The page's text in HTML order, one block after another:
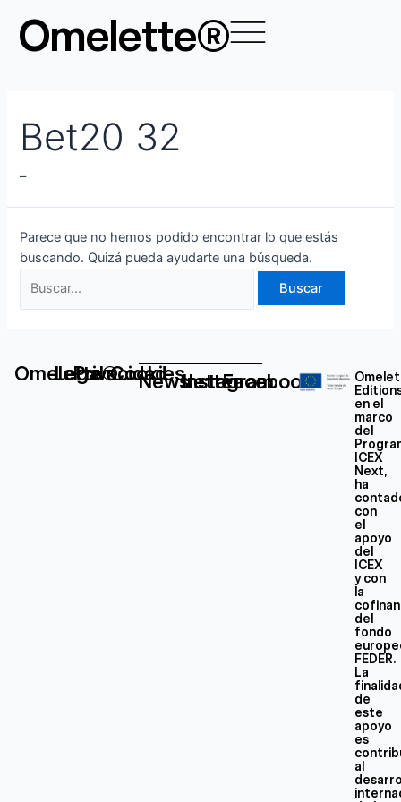
contenido
Omelette®
Bet20 32
–
Parece que no hemos podido encontrar lo que estás
buscando. Quizá pueda ayudarte una búsqueda.
por:
Omelette®
Legal
Privacidad
Cookies
Newsletter
Instagram
Facebook
en el
marco
del
ICEX
Next,
ha
con
el
apoyo
del
ICEX
y con
la
del
fondo
FEDER.
La
de
este
apoyo
es
al